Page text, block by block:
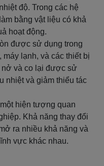
độ. Trong các hệ
bằng vật liệu có khả
hoạt động.
được sử dụng trong
lạnh, và các thiết bị
nở và co lại được sử
nhiệt và giảm thiểu tác
hiện tượng quan
Khả năng thay đổi
ra nhiều khả năng và
vực khác nhau.